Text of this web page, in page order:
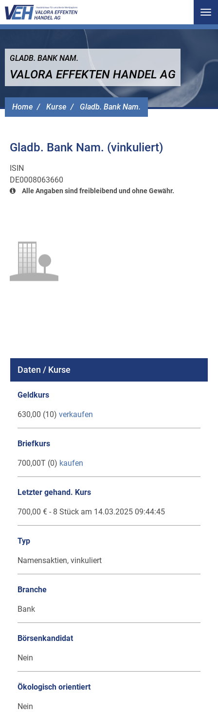
Home Kurse Gladb. Bank Nam.
GLADB. BANK NAM.
VALORA EFFEKTEN HANDEL AG
Gladb. Bank Nam. (vinkuliert)
ISIN
DE0008063660
Alle Angaben sind freibleibend und ohne Gewähr.
Daten / Kurse
Geldkurs
630,00 (10) verkaufen
Briefkurs
700,00T (0) kaufen
Letzter gehand. Kurs
700,00 € - 8 Stück am 14.03.2025 09:44:45
Typ
Namensaktien, vinkuliert
Branche
Bank
Börsenkandidat
Nein
Ökologisch orientiert
Nein